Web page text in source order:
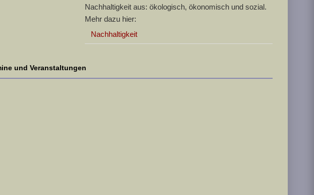
Nachhaltigkeit aus: ökologisch, ökonomisch und sozial.
Mehr dazu hier:
Nachhaltigkeit
und Veranstaltungen